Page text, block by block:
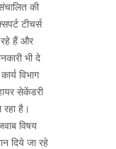
की
टीचर्स
हैं और
भी दे
विभाग
सेकेंडरी
रहा है।
विषय
दिये जा रहे